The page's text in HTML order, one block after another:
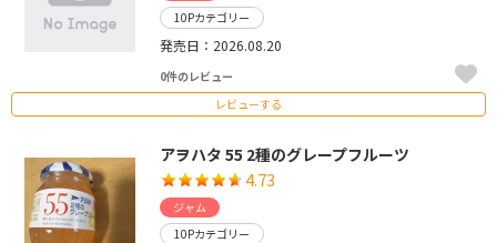
10Pカテゴリー
発売日：2026.08.20
0件のレビュー
レビューする
アヲハタ 55 2種のグレープフルーツ
4.73
ジャム
10Pカテゴリー